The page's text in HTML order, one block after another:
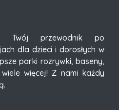
Twój przewodnik po
dla dzieci i dorosłych w
parki rozrywki, baseny,
więcej! Z nami każdy